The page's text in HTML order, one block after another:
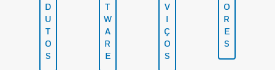
D
U
T
O
S
T
W
A
R
E
V
I
Ç
O
S
O
R
E
S